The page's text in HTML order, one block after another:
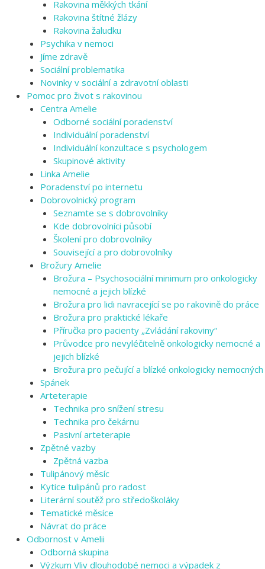
Rakovina měkkých tkání
Rakovina štítné žlázy
Rakovina žaludku
Psychika v nemoci
Jíme zdravě
Sociální problematika
Novinky v sociální a zdravotní oblasti
Pomoc pro život s rakovinou
Centra Amelie
Odborné sociální poradenství
Individuální poradenství
Individuální konzultace s psychologem
Skupinové aktivity
Linka Amelie
Poradenství po internetu
Dobrovolnický program
Seznamte se s dobrovolníky
Kde dobrovolníci působí
Školení pro dobrovolníky
Související a pro dobrovolníky
Brožury Amelie
Brožura – Psychosociální minimum pro onkologicky
nemocné a jejich blízké
Brožura pro lidi navracející se po rakovině do práce
Brožura pro praktické lékaře
Příručka pro pacienty „Zvládání rakoviny“
Průvodce pro nevyléčitelně onkologicky nemocné a
jejich blízké
Brožura pro pečující a blízké onkologicky nemocných
Spánek
Arteterapie
Technika pro snížení stresu
Technika pro čekárnu
Pasivní arteterapie
Zpětné vazby
Zpětná vazba
Tulipánový měsíc
Kytice tulipánů pro radost
Literární soutěž pro středoškoláky
Tematické měsíce
Návrat do práce
Odbornost v Amelii
Odborná skupina
Výzkum Vliv dlouhodobé nemoci a výpadek z